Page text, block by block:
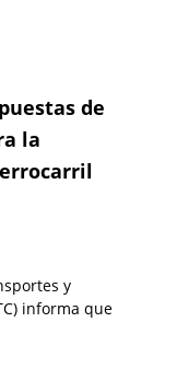
de
la
y
informa que